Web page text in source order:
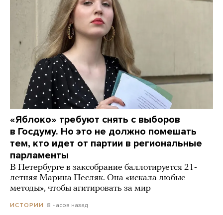
«Яблоко» требуют снять с выборов
в Госдуму. Но это не должно помешать
тем, кто идет от партии в региональные
парламенты
В Петербурге в заксобрание баллотируется 21-
летняя Марина Песляк. Она «искала любые
методы», чтобы агитировать за мир
ИСТОРИИ 8 часов назад